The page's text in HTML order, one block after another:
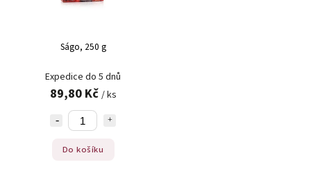
Ságo, 250 g
Expedice do 5 dnů
89,80 Kč / ks
Do košíku